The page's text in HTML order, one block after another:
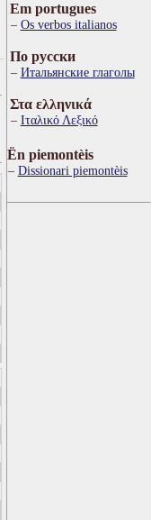
Em portugues
Os verbos italianos
По русски
Итальянские глаголы
Στα ελληνικά
Ιταλικό Λεξικό
Ën piemontèis
Dissionari piemontèis